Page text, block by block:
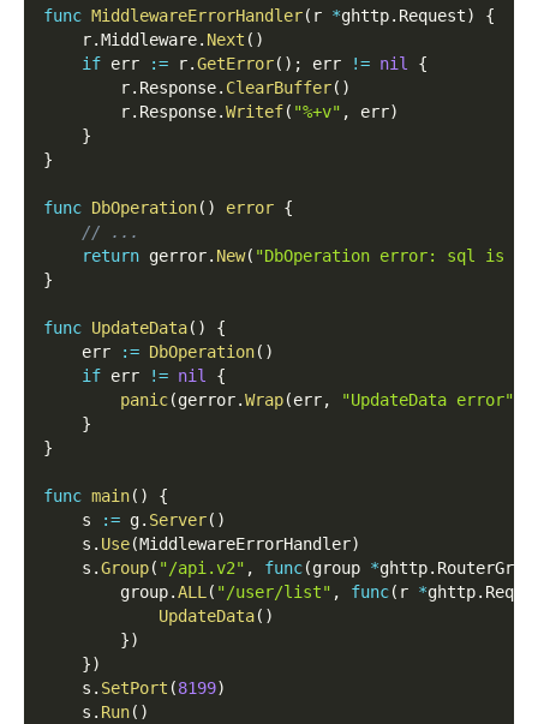
func MiddlewareErrorHandler( r *ghttp. Request)
{
    r
.Middleware. Next ( )
if err := r.GetError( ) ; err != nil
{
        r
. Response. ClearBuffer( )
        r
. Response.Writef( "%+v" , err)
}
}
func DbOperation( ) error {
// ...
return gerror. New( "DbOperation error: sql is
}
func UpdateData( )
{
    err
:= DbOperation( )
if err != nil
{
panic(gerror.Wrap(err, "UpdateData error"
}
}
func main( )
{
    s
:= g. Server( )
    s
. Use(MiddlewareErrorHandler)
    s
.Group( "/api.v2" , func(group *ghttp.
        group
.ALL ( "/user/list" , func( r *ghttp.
UpdateData( )
})
})
    s
. SetPort (8199)
    s
. Run( )